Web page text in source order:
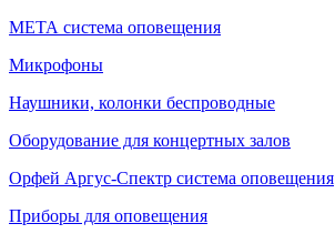
МЕТА система оповещения
Микрофоны
Наушники, колонки беспроводные
Оборудование для концертных залов
Орфей Аргус-Спектр система оповещения
Приборы для оповещения